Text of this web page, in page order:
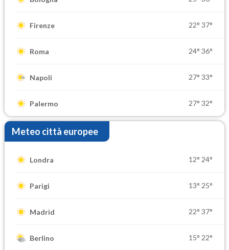
Firenze 22° 37°
Roma 24° 36°
Napoli 27° 33°
Palermo 27° 32°
Meteo città europee
Londra 12° 24°
Parigi 13° 25°
Madrid 22° 37°
Berlino 15° 22°